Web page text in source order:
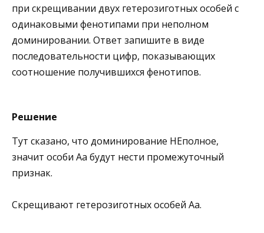
при скрещивании двух гетерозиготных особей с
одинаковыми фенотипами при неполном
доминировании. Ответ запишите в виде
последовательности цифр, показывающих
соотношение получившихся фенотипов.
Решение
Тут сказано, что доминирование НЕполное,
значит особи Аа будут нести промежуточный
признак.
Скрещивают гетерозиготных особей Аа.